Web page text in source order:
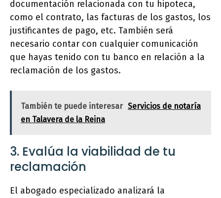
documentación relacionada con tu hipoteca,
como el contrato, las facturas de los gastos, los
justificantes de pago, etc. También será
necesario contar con cualquier comunicación
que hayas tenido con tu banco en relación a la
reclamación de los gastos.
También te puede interesar Servicios de notaría
en Talavera de la Reina
3. Evalúa la viabilidad de tu
reclamación
El abogado especializado analizará la